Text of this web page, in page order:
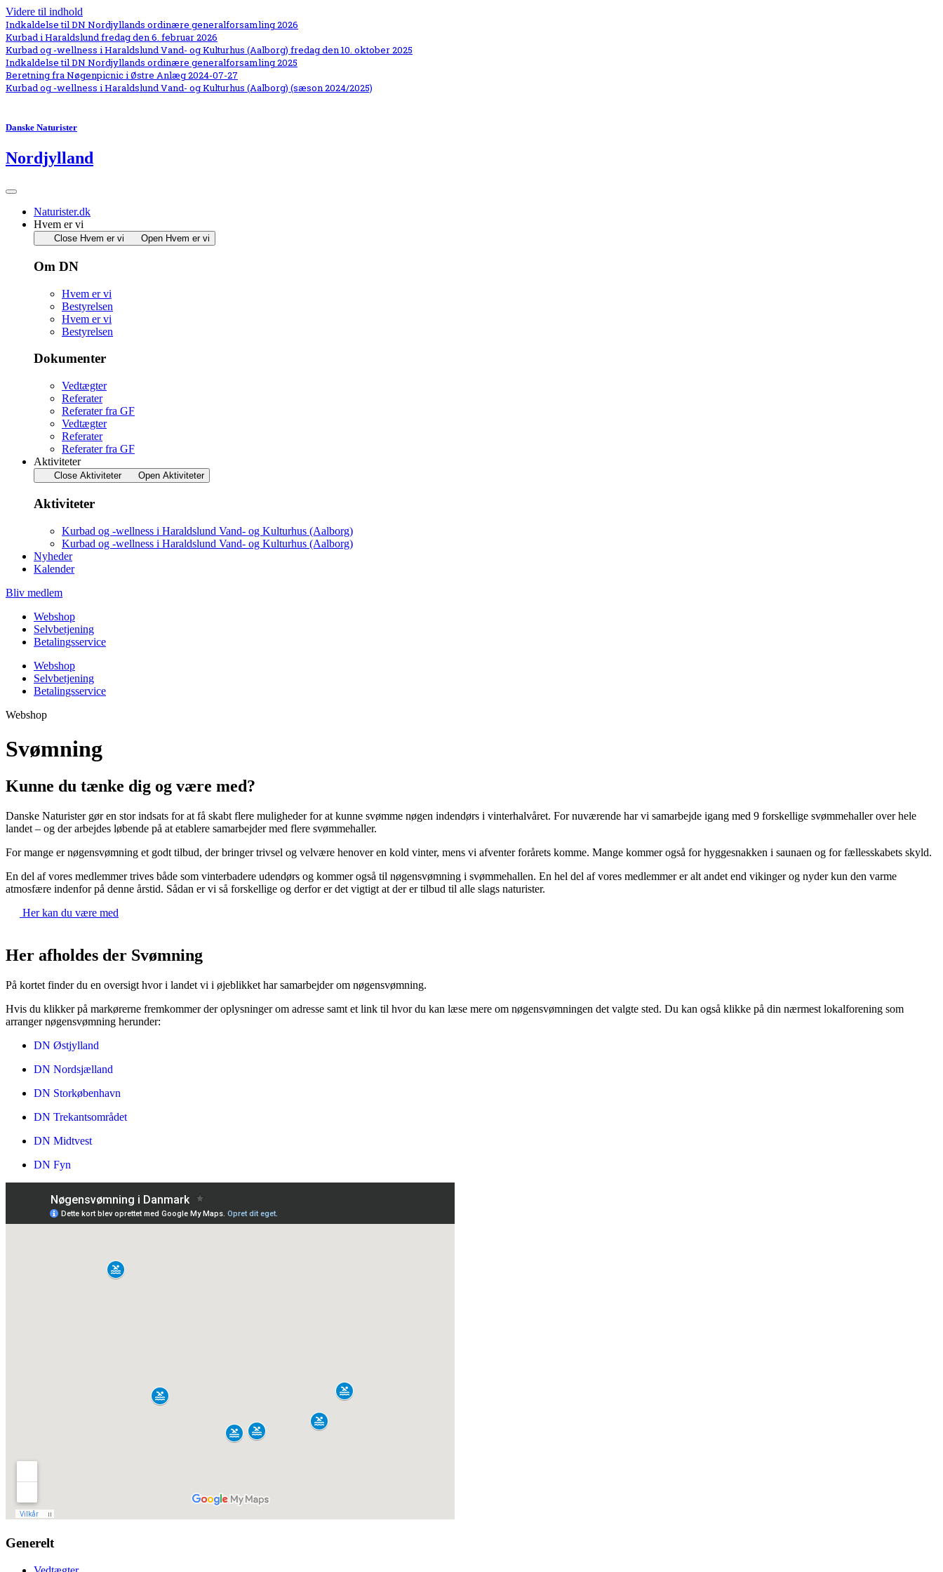
Videre til indhold
Indkaldelse til DN Nordjyllands ordinære generalforsamling 2026
Kurbad i Haraldslund fredag den 6. februar 2026
Kurbad og -wellness i Haraldslund Vand- og Kulturhus (Aalborg) fredag den 10. oktober 2025
Indkaldelse til DN Nordjyllands ordinære generalforsamling 2025
Beretning fra Nøgenpicnic i Østre Anlæg 2024-07-27
Kurbad og -wellness i Haraldslund Vand- og Kulturhus (Aalborg) (sæson 2024/2025)
Danske Naturister
Nordjylland
Naturister.dk
Hvem er vi
Close Hvem er vi Open Hvem er vi
Om DN
Hvem er vi
Bestyrelsen
Hvem er vi
Bestyrelsen
Dokumenter
Vedtægter
Referater
Referater fra GF
Vedtægter
Referater
Referater fra GF
Aktiviteter
Close Aktiviteter Open Aktiviteter
Aktiviteter
Kurbad og -wellness i Haraldslund Vand- og Kulturhus (Aalborg)
Kurbad og -wellness i Haraldslund Vand- og Kulturhus (Aalborg)
Nyheder
Kalender
Bliv medlem
Webshop
Selvbetjening
Betalingsservice
Webshop
Selvbetjening
Betalingsservice
Webshop
Svømning
Kunne du tænke dig og være med?
Danske Naturister gør en stor indsats for at få skabt flere muligheder for at kunne svømme nøgen indendørs i vinterhalvåret. For nuværende har vi samarbejde igang med 9 forskellige svømmehaller over hele
landet – og der arbejdes løbende på at etablere samarbejder med flere svømmehaller.
For mange er nøgensvømning et godt tilbud, der bringer trivsel og velvære henover en kold vinter, mens vi afventer forårets komme. Mange kommer også for hyggesnakken i saunaen og for fællesskabets skyld.
En del af vores medlemmer trives både som vinterbadere udendørs og kommer også til nøgensvømning i svømmehallen. En hel del af vores medlemmer er alt andet end vikinger og nyder kun den varme
atmosfære indenfor på denne årstid. Sådan er vi så forskellige og derfor er det vigtigt at der er tilbud til alle slags naturister.
Her kan du være med
Her afholdes der Svømning
På kortet finder du en oversigt hvor i landet vi i øjeblikket har samarbejder om nøgensvømning.
Hvis du klikker på markørerne fremkommer der oplysninger om adresse samt et link til hvor du kan læse mere om nøgensvømningen det valgte sted. Du kan også klikke på din nærmest lokalforening som
arranger nøgensvømning herunder:
DN Østjylland
DN Nordsjælland
DN Storkøbenhavn
DN Trekantsområdet
DN Midtvest
DN Fyn
Generelt